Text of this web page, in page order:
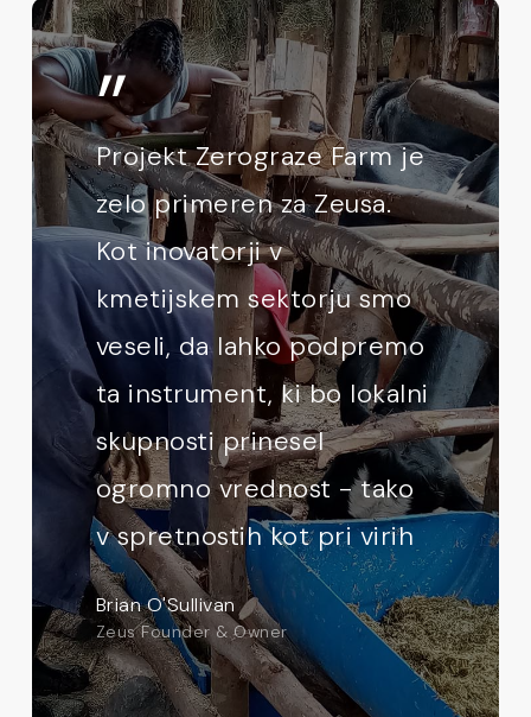
”
Projekt Zerograze Farm je
zelo primeren za Zeusa.
Kot inovatorji v
kmetijskem sektorju smo
veseli, da lahko podpremo
ta instrument, ki bo lokalni
skupnosti prinesel
ogromno vrednost - tako
v spretnostih kot pri virih
Brian O'Sullivan
Zeus Founder & Owner